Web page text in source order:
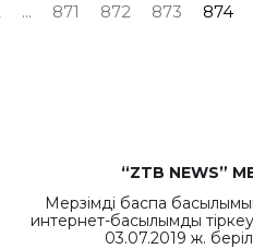
... 871 872 873 874
“ZTB NEWS”
Мерзімді баспа
интернет-басылымды тіркеу,
03.07.2019 ж.